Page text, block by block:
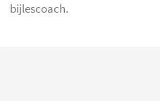
bijlescoach.